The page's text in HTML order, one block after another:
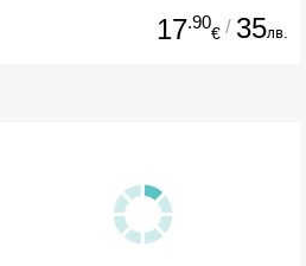
Естетичен център Симона
17.90
€ / 35лв.